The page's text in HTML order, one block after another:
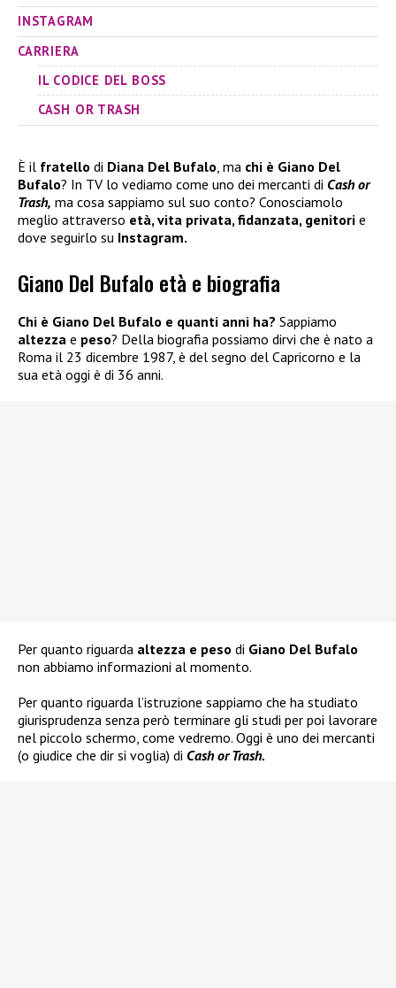
INSTAGRAM
CARRIERA
IL CODICE DEL BOSS
CASH OR TRASH
È il fratello di Diana Del Bufalo, ma chi è Giano Del
Bufalo? In TV lo vediamo come uno dei mercanti di Cash or
Trash, ma cosa sappiamo sul suo conto? Conosciamolo
meglio attraverso età, vita privata, fidanzata, genitori e
dove seguirlo su Instagram.
Giano Del Bufalo età e biografia
Chi è Giano Del Bufalo e quanti anni ha? Sappiamo
altezza e peso? Della biografia possiamo dirvi che è nato a
Roma il 23 dicembre 1987, è del segno del Capricorno e la
sua età oggi è di 36 anni.
Per quanto riguarda altezza e peso di Giano Del Bufalo
non abbiamo informazioni al momento.
Per quanto riguarda l’istruzione sappiamo che ha studiato
giurisprudenza senza però terminare gli studi per poi lavorare
nel piccolo schermo, come vedremo. Oggi è uno dei mercanti
(o giudice che dir si voglia) di Cash or Trash.